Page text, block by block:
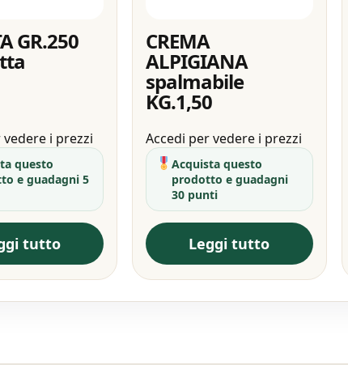
GR.250
i prezzi
questo
e guadagni 5
tutto
CREMA
ALPIGIANA
spalmabile
KG.1,50
Accedi per vedere i prezzi
Acquista questo
prodotto e guadagni
30 punti
Leggi tutto